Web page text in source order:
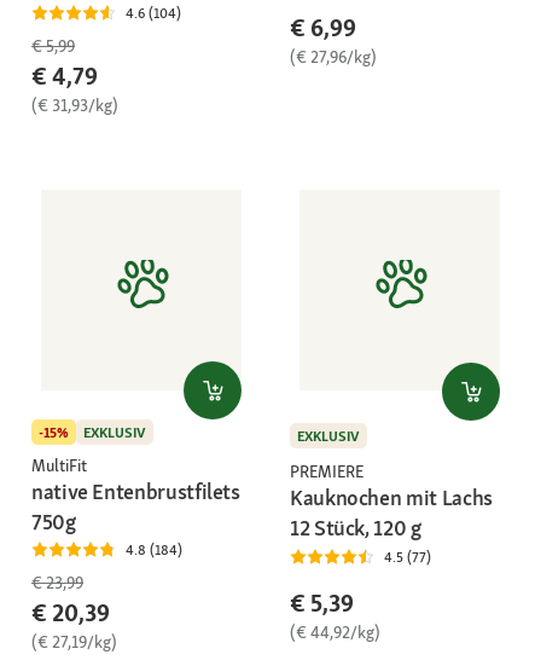
4.6 (104)
€ 5,99
€ 4,79
(€ 31,93/kg)
€ 6,99
(€ 27,96/kg)
-15% EXKLUSIV
MultiFit
native Entenbrustfilets
750g
4.8 (184)
€ 23,99
€ 20,39
(€ 27,19/kg)
EXKLUSIV
PREMIERE
Kauknochen mit Lachs
12 Stück, 120 g
4.5 (77)
€ 5,39
(€ 44,92/kg)